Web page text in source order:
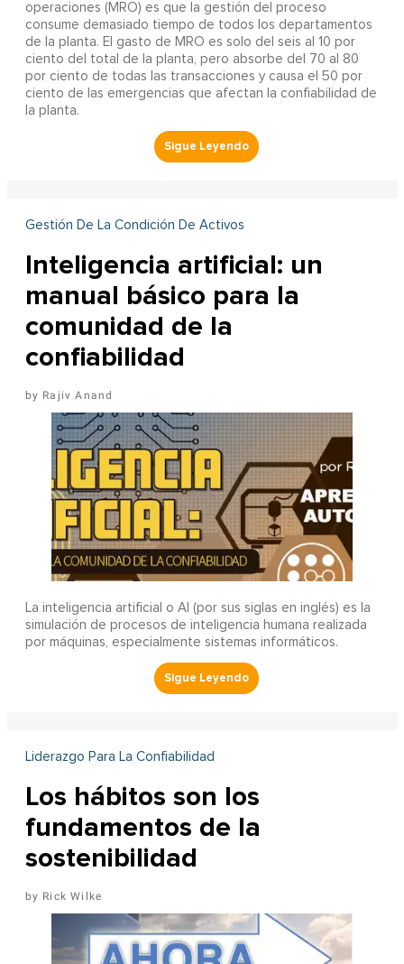
operaciones (MRO) es que la gestión del proceso
consume demasiado tiempo de todos los departamentos
de la planta. El gasto de MRO es solo del seis al 10 por
ciento del total de la planta, pero absorbe del 70 al 80
por ciento de todas las transacciones y causa el 50 por
ciento de las emergencias que afectan la confiabilidad de
la planta.
Gestión De La Condición De Activos
Inteligencia artificial: un
manual básico para la
comunidad de la
confiabilidad
Rajiv Anand
La inteligencia artificial o AI (por sus siglas en inglés) es la
simulación de procesos de inteligencia humana realizada
por máquinas, especialmente sistemas informáticos.
Liderazgo Para La Confiabilidad
Los hábitos son los
fundamentos de la
sostenibilidad
Rick Wilke